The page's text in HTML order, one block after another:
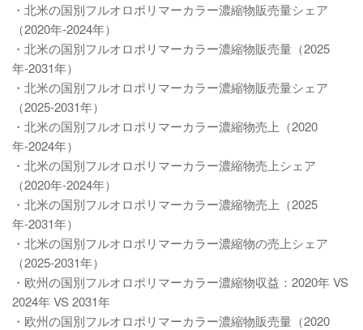
・北米の国別フルオロポリマーカラー濃縮物販売量シェア
（2020年-2024年）
・北米の国別フルオロポリマーカラー濃縮物販売量（2025
年-2031年）
・北米の国別フルオロポリマーカラー濃縮物販売量シェア
（2025-2031年）
・北米の国別フルオロポリマーカラー濃縮物売上（2020
年-2024年）
・北米の国別フルオロポリマーカラー濃縮物売上シェア
（2020年-2024年）
・北米の国別フルオロポリマーカラー濃縮物売上（2025
年-2031年）
・北米の国別フルオロポリマーカラー濃縮物の売上シェア
（2025-2031年）
・欧州の国別フルオロポリマーカラー濃縮物収益：2020年 VS
2024年 VS 2031年
・欧州の国別フルオロポリマーカラー濃縮物販売量（2020